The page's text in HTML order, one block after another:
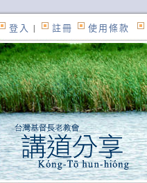
登入 | 註冊 使用條款